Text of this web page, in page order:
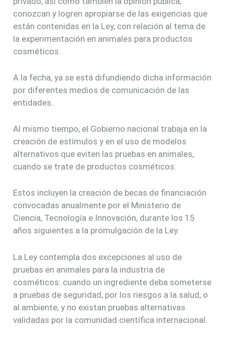
conozcan y logren apropiarse de las exigencias que
están contenidas en la Ley, con relación al tema de
la experimentación en animales para productos
cosméticos.
A la fecha, ya se está difundiendo dicha información
por diferentes medios de comunicación de las
entidades.
Al mismo tiempo, el Gobierno nacional trabaja en la
creación de estímulos y en el uso de modelos
alternativos que eviten las pruebas en animales,
cuando se trate de productos cosméticos.
Estos incluyen la creación de becas de financiación
convocadas anualmente por el Ministerio de
Ciencia, Tecnología e Innovación, durante los 15
años siguientes a la promulgación de la Ley.
La Ley contempla dos excepciones al uso de
pruebas en animales para la industria de
cosméticos: cuando un ingrediente deba someterse
a pruebas de seguridad, por los riesgos a la salud, o
al ambiente, y no existan pruebas alternativas
validadas por la comunidad científica internacional.